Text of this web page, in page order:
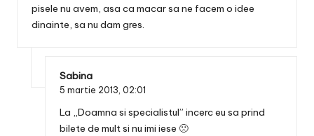
pisele nu avem, asa ca macar sa ne facem o idee
dinainte, sa nu dam gres.
Sabina
5 martie 2013, 02:01
La „Doamna si specialistul” incerc eu sa prind
bilete de mult si nu imi iese 🙁